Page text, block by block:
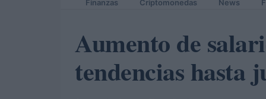
Finanzas Criptomonedas News
Aumento de
tendencias hasta